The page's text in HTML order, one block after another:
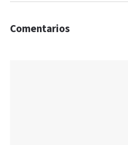
Comentarios